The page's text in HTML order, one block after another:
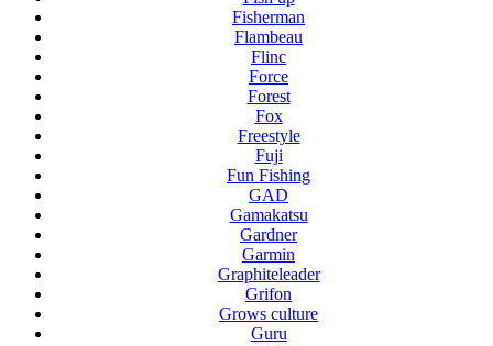
Fisherman
Flambeau
Flinc
Force
Forest
Fox
Freestyle
Fuji
Fun Fishing
GAD
Gamakatsu
Gardner
Garmin
Graphiteleader
Grifon
Grows culture
Guru